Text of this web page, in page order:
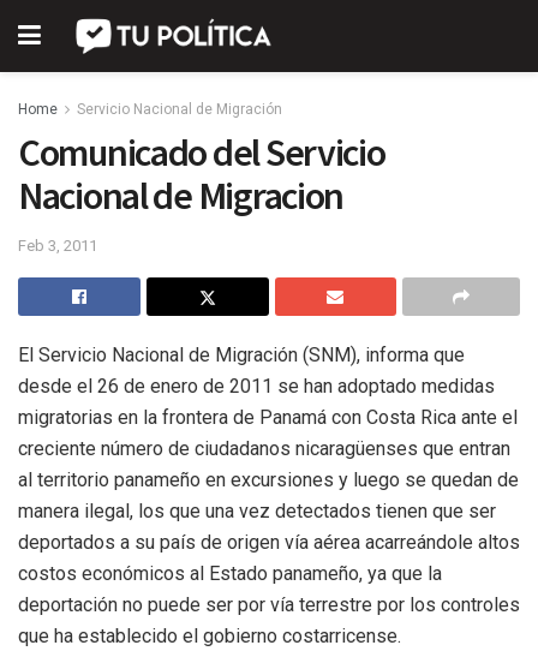
Home Servicio Nacional de Migración
Comunicado del Servicio
Nacional de Migracion
Feb 3, 2011
El Servicio Nacional de Migración (SNM), informa que
desde el 26 de enero de 2011 se han adoptado medidas
migratorias en la frontera de Panamá con Costa Rica ante el
creciente número de ciudadanos nicaragüenses que entran
al territorio panameño en excursiones y luego se quedan de
manera ilegal, los que una vez detectados tienen que ser
deportados a su país de origen vía aérea acarreándole altos
costos económicos al Estado panameño, ya que la
deportación no puede ser por vía terrestre por los controles
que ha establecido el gobierno costarricense.